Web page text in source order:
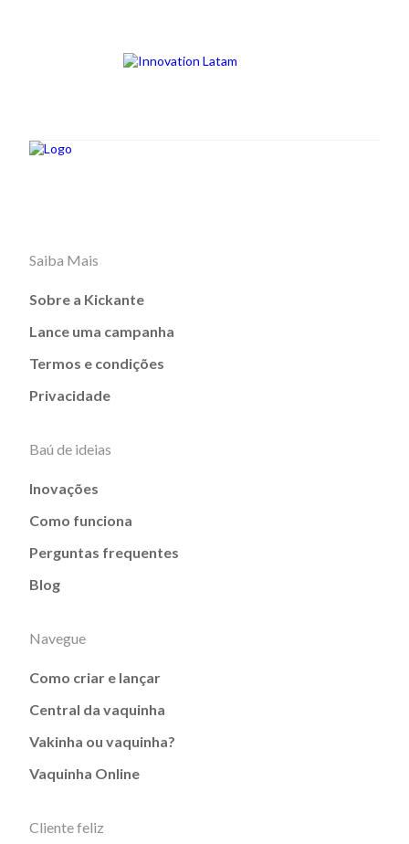
Saiba Mais
Sobre a Kickante
Lance uma campanha
Termos e condições
Privacidade
Baú de ideias
Inovações
Como funciona
Perguntas frequentes
Blog
Navegue
Como criar e lançar
Central da vaquinha
Vakinha ou vaquinha?
Vaquinha Online
Cliente feliz